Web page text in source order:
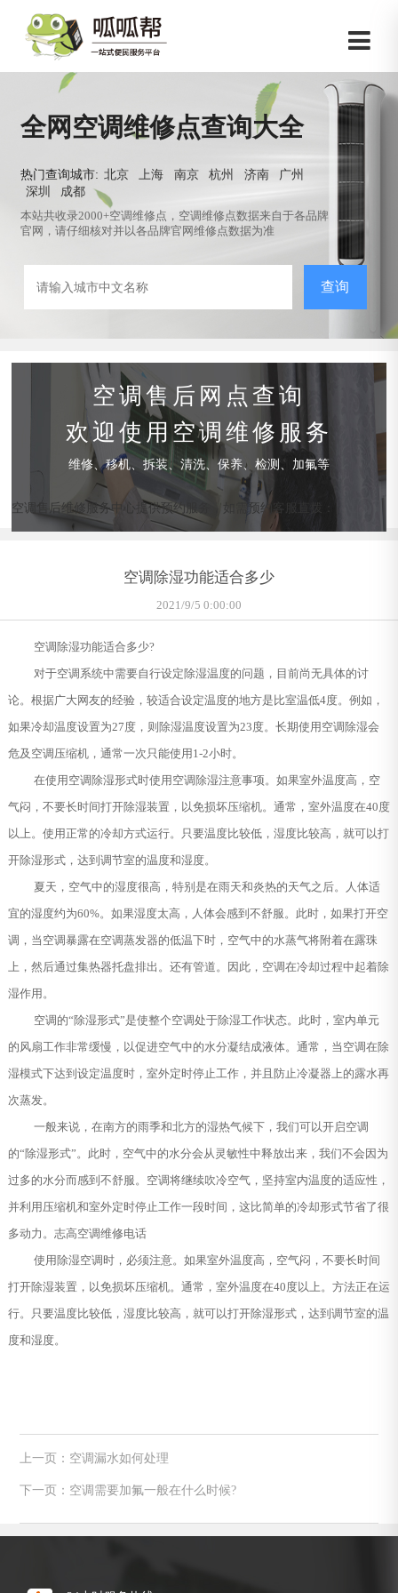
全网空调维修点查询大全
热门查询城市: 北京 上海 南京 杭州 济南
广州
深圳
成都
本站共收录2000+空调维修点，空调维修点数据来自于各品牌
官网，请仔细核对并以各品牌官网维修点数据为准
查询
空调售后网点查询
欢迎使用空调维修服务
维修、移机、拆装、清洗、保养、检测、加氟等
空调售后维修服务中心提供预约服务，如需预约客服直拨：
空调除湿功能适合多少
2021/9/5 0:00:00
空调除湿功能适合多少?
对于空调系统中需要自行设定除湿温度的问题，目前尚无具体的讨
论。根据广大网友的经验，较适合设定温度的地方是比室温低4度。例如，
如果冷却温度设置为27度，则除湿温度设置为23度。长期使用空调除湿会
危及空调压缩机，通常一次只能使用1-2小时。
在使用空调除湿形式时使用空调除湿注意事项。如果室外温度高，空
气闷，不要长时间打开除湿装置，以免损坏压缩机。通常，室外温度在40度
以上。使用正常的冷却方式运行。只要温度比较低，湿度比较高，就可以打
开除湿形式，达到调节室的温度和湿度。
夏天，空气中的湿度很高，特别是在雨天和炎热的天气之后。人体适
宜的湿度约为60%。如果湿度太高，人体会感到不舒服。此时，如果打开空
调，当空调暴露在空调蒸发器的低温下时，空气中的水蒸气将附着在露珠
上，然后通过集热器托盘排出。还有管道。因此，空调在冷却过程中起着除
湿作用。
空调的“除湿形式”是使整个空调处于除湿工作状态。此时，室内单元
的风扇工作非常缓慢，以促进空气中的水分凝结成液体。通常，当空调在除
湿模式下达到设定温度时，室外定时停止工作，并且防止冷凝器上的露水再
次蒸发。
一般来说，在南方的雨季和北方的湿热气候下，我们可以开启空调
的“除湿形式”。此时，空气中的水分会从灵敏性中释放出来，我们不会因为
过多的水分而感到不舒服。空调将继续吹冷空气，坚持室内温度的适应性，
并利用压缩机和室外定时停止工作一段时间，这比简单的冷却形式节省了很
多动力。志高空调维修电话
使用除湿空调时，必须注意。如果室外温度高，空气闷，不要长时间
打开除湿装置，以免损坏压缩机。通常，室外温度在40度以上。方法正在运
行。只要温度比较低，湿度比较高，就可以打开除湿形式，达到调节室的温
度和湿度。
上一页：空调漏水如何处理
下一页：空调需要加氟一般在什么时候?